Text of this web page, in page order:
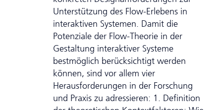
Unter­stütz­ung des Flow-Erlebens in
interaktiven Systemen. Damit die
Potenziale der Flow-Theorie in der
Gestaltung interaktiver Systeme
bestmöglich berücksichtigt werden
können, sind vor allem vier
Herausforderungen in der Forschung
und Praxis zu adressieren: 1. Definition